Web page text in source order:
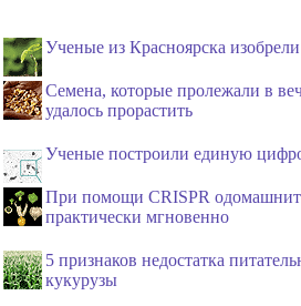
Ученые из Красноярска
Семена, которые пролежали в
удалось прорастить
Ученые построили единую
При помощи CRISPR
практически мгновенно
5 признаков недостатка
кукурузы